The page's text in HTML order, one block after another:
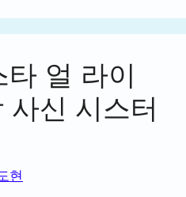
얼 라이
사신 시스터
현